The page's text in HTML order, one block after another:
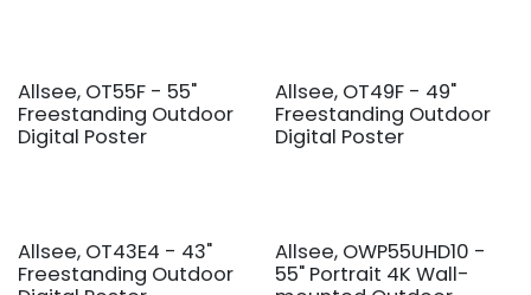
Allsee, OT55F - 55"
Freestanding Outdoor
Digital Poster
Allsee, OT49F - 49"
Freestanding Outdoor
Digital Poster
Allsee, OT43E4 - 43"
Freestanding Outdoor
Allsee, OWP55UHD10 -
55" Portrait 4K Wall-